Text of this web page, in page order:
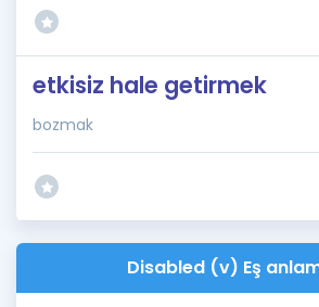
etkisiz hale getirmek
bozmak
Disabled (v) Eş